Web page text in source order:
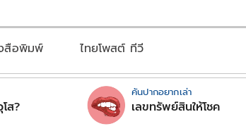
สือพิมพ์ ไทยโพสต์ ทีวี
ส?
คันปากอยากเล่า
เลขทรัพย์สินให้โชค